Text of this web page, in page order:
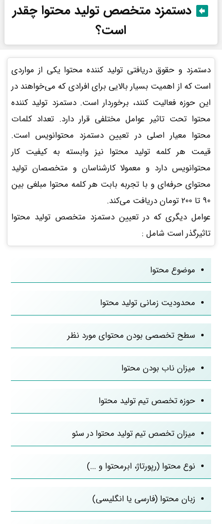
دستمزد متخصص تولید محتوا چقدر
است؟
دستمزد و حقوق دریافتی تولید کننده محتوا یکی از مواردی
است که از اهمیت بسیار بالایی برای افرادی که می‌خواهند در
این حوزه فعالیت کنند، برخوردار است. دستمزد تولید کننده
محتوا تحت تاثیر عوامل مختلفی قرار دارد. تعداد کلمات
محتوا معیار اصلی در تعیین دستمزد محتوانویس است.
قیمت هر کلمه تولید محتوا نیز وابسته به کیفیت کار
محتوانویس دارد و معمولا کارشناسان و متخصصان تولید
محتوای حرفه‌ای و با تجربه بابت هر کلمه محتوا مبلغی بین
90 تا 200 تومان دریافت می‌کند.
عوامل دیگری که در تعیین دستمزد متخصص تولید محتوا
تاثیرگذر است شامل :
موضوع محتوا
محدودیت زمانی تولید محتوا
سطح تخصصی بودن محتوای مورد نظر
میزان ناب بودن محتوا
حوزه تخصص تیم تولید محتوا
میزان تخصص تیم تولید محتوا در سئو
نوع محتوا (رپورتاژ، ابرمحتوا و ...)
زبان محتوا (فارسی یا انگلیسی)